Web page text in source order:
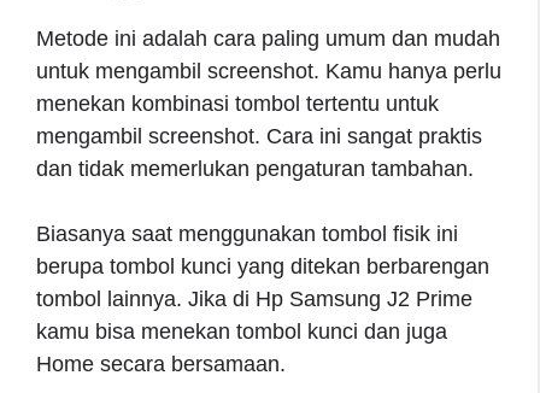
Metode ini adalah cara paling umum dan mudah
untuk mengambil screenshot. Kamu hanya perlu
menekan kombinasi tombol tertentu untuk
mengambil screenshot. Cara ini sangat praktis
dan tidak memerlukan pengaturan tambahan.
Biasanya saat menggunakan tombol fisik ini
berupa tombol kunci yang ditekan berbarengan
tombol lainnya. Jika di Hp Samsung J2 Prime
kamu bisa menekan tombol kunci dan juga
Home secara bersamaan.